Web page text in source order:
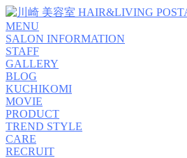
MENU
SALON INFORMATION
STAFF
GALLERY
BLOG
KUCHIKOMI
MOVIE
PRODUCT
TREND STYLE
CARE
RECRUIT